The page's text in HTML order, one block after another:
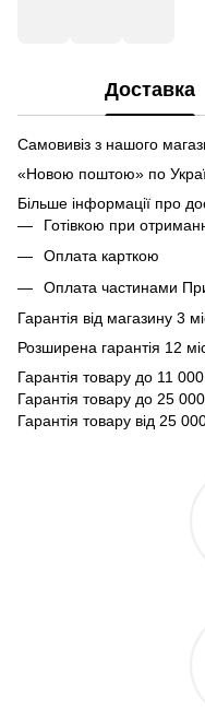
Доставка
Самовивіз з нашого
«Новою поштою» по
Більше інформації про
Готівкою при
Оплата карткою
Оплата частинами
Гарантія від магазину 3
Розширена гарантія 12
Гарантія товару до 11
Гарантія товару до 25
Гарантія товару від 25